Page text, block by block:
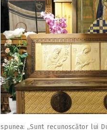
spunea: „Sunt recunoscător lui